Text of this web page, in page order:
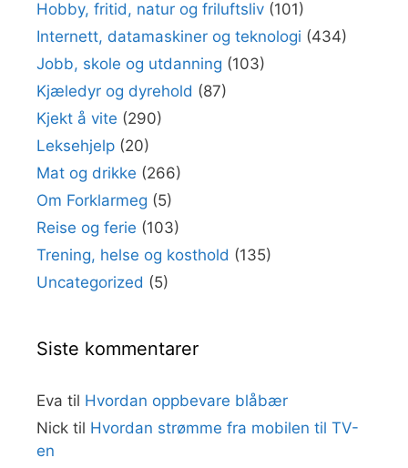
Hobby, fritid, natur og friluftsliv (101)
Internett, datamaskiner og teknologi (434)
Jobb, skole og utdanning (103)
Kjæledyr og dyrehold (87)
Kjekt å vite (290)
Leksehjelp (20)
Mat og drikke (266)
Om Forklarmeg (5)
Reise og ferie (103)
Trening, helse og kosthold (135)
Uncategorized (5)
Siste kommentarer
Eva til Hvordan oppbevare blåbær
Nick til Hvordan strømme fra mobilen til TV-
en